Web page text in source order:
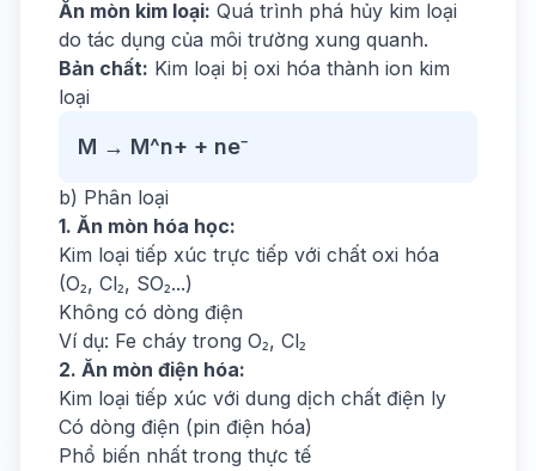
Ăn mòn kim loại: Quá trình phá hủy kim loại
do tác dụng của môi trường xung quanh.
Bản chất: Kim loại bị oxi hóa thành ion kim
loại
M → M^n+ + ne⁻
b) Phân loại
1. Ăn mòn hóa học:
Kim loại tiếp xúc trực tiếp với chất oxi hóa
(O₂, Cl₂, SO₂...)
Không có dòng điện
Ví dụ: Fe cháy trong O₂, Cl₂
2. Ăn mòn điện hóa:
Kim loại tiếp xúc với dung dịch chất điện ly
Có dòng điện (pin điện hóa)
Phổ biến nhất trong thực tế